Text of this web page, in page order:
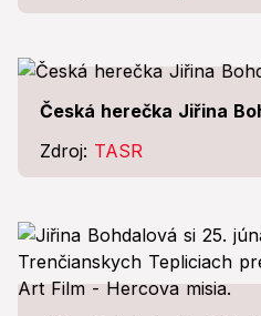
Česká herečka Jiřina
Zdroj: TASR